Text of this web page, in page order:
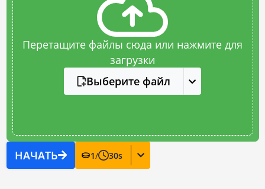
Перетащите файлы сюда или нажмите для
загрузки
Выберите файл
НАЧАТЬ 1/ 30s